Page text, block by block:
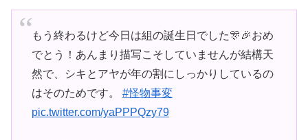
もう終わるけど今日は組の誕生日でした🎊🎉おめ
でとう！あんまり描写こそしていませんが結構天
然で、シキとアヤが年の割にしっかりしているの
はそのためです。 #怪物事変
pic.twitter.com/yaPPPQzy79